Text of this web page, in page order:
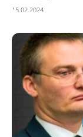
15.02.2024